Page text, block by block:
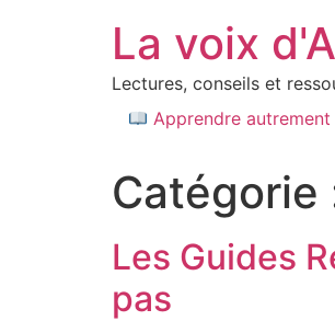
La voix
Lectures, conseils et
Apprendre autrement
Catégorie
Les Guides
pas